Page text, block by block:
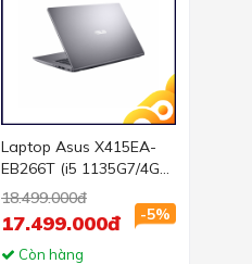
Laptop Asus X415EA-
EB266T (i5 1135G7/4GB
RAM/512GB SSD/14
FHD/Win 10/Xám)
18.499.000đ
-5%
17.499.000đ
Còn hàng